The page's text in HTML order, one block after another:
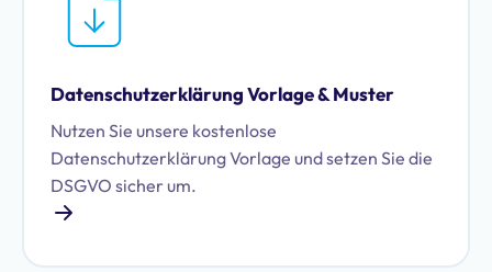
Datenschutzerklärung Vorlage & Muster
Nutzen Sie unsere kostenlose
Datenschutzerklärung Vorlage und setzen Sie die
DSGVO sicher um.